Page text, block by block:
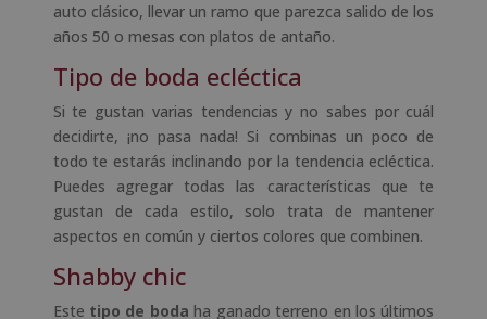
auto clásico, llevar un ramo que parezca salido de los
años 50 o mesas con platos de antaño.
Tipo de boda ecléctica
Si te gustan varias tendencias y no sabes por cuál
decidirte, ¡no pasa nada! Si combinas un poco de
todo te estarás inclinando por la tendencia ecléctica.
Puedes agregar todas las características que te
gustan de cada estilo, solo trata de mantener
aspectos en común y ciertos colores que combinen.
Shabby chic
Este tipo de boda ha ganado terreno en los últimos